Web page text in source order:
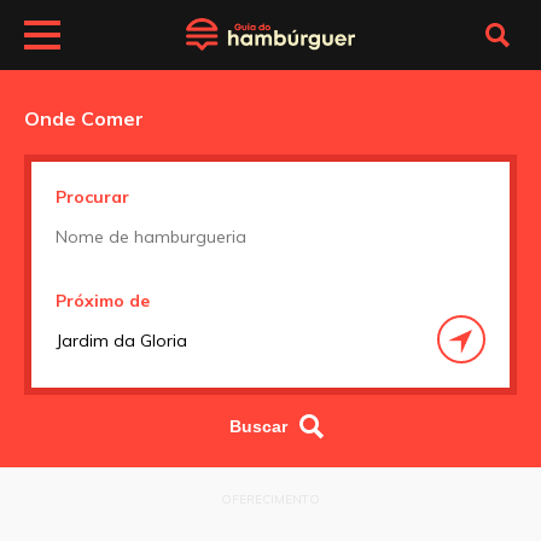
Onde Comer
Procurar
Próximo de